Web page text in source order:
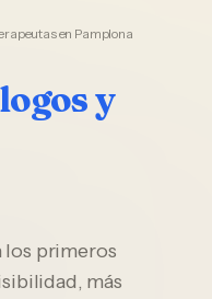
en Pamplona
y
los primeros
más